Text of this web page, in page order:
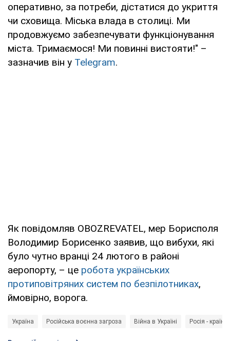
оперативно, за потреби, дістатися до укриття
чи сховища. Міська влада в столиці. Ми
продовжуємо забезпечувати функціонування
міста. Тримаємося! Ми повинні вистояти!" –
зазначив він у Telegram.
Як повідомляв OBOZREVATEL, мер Борисполя
Володимир Борисенко заявив, що вибухи, які
було чутно вранці 24 лютого в районі
аеропорту, – це робота українських
протиповітряних систем по безпілотниках,
ймовірно, ворога.
Україна Російська воєнна загроза Війна в Україні Росія -